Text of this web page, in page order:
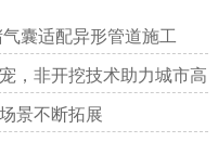
囊适配异形管道施工
，非开挖技术助力城市高
景不断拓展